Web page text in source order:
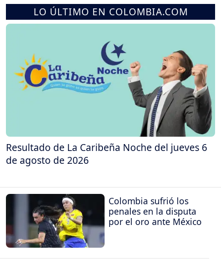
LO ÚLTIMO EN COLOMBIA.COM
Resultado de La Caribeña Noche del jueves 6
de agosto de 2026
Colombia sufrió los
penales en la disputa
por el oro ante México